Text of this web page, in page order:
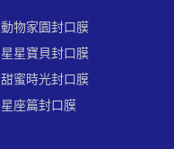
動物家園封口膜
星星寶貝封口膜
甜蜜時光封口膜
星座篇封口膜